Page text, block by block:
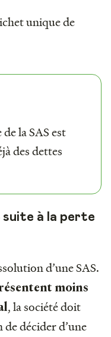
unique de
la SAS est
des dettes
suite à la perte
d’une SAS.
moins
, la société doit
décider d’une